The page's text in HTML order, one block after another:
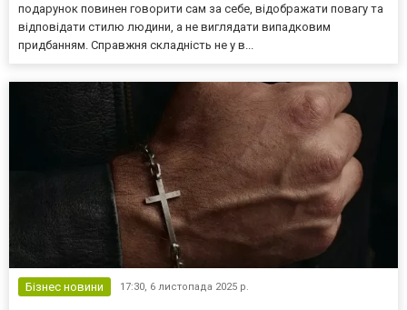
подарунок повинен говорити сам за себе, відображати повагу та
відповідати стилю людини, а не виглядати випадковим
придбанням. Справжня складність не у в...
Бізнес новини 17:30, 6 листопада 2025 р.